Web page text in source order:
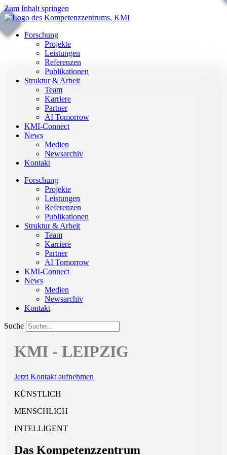
Zum Inhalt springen
Forschung
Projekte
Leistungen
Referenzen
Publikationen
Struktur & Arbeit
Team
Karriere
Partner
AI Tomorrow
KMI-Connect
News
Medien
Newsarchiv
Kontakt
Forschung
Projekte
Leistungen
Referenzen
Publikationen
Struktur & Arbeit
Team
Karriere
Partner
AI Tomorrow
KMI-Connect
News
Medien
Newsarchiv
Kontakt
Suche
KMI - LEIPZIG
Jetzt Kontakt aufnehmen
KÜNSTLICH
MENSCHLICH
INTELLIGENT
Das Kompetenzzentrum